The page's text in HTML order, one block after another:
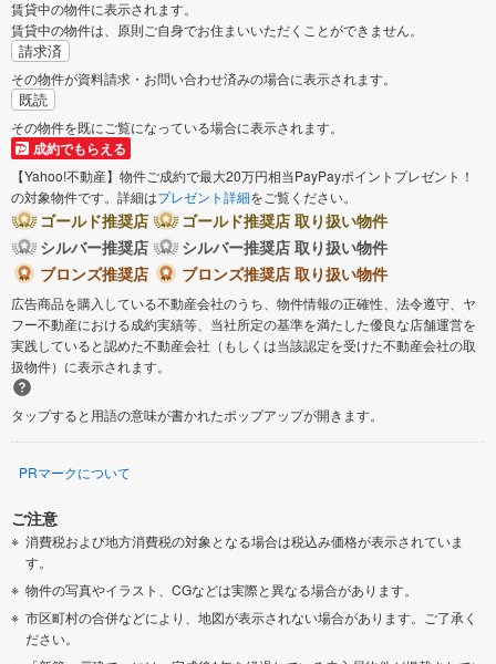
賃貸中の物件に表示されます。
賃貸中の物件は、原則ご自身でお住まいいただくことができません。
請求済
その物件が資料請求・お問い合わせ済みの場合に表示されます。
既読
その物件を既にご覧になっている場合に表示されます。
成約でもらえる
【Yahoo!不動産】物件ご成約で最大20万円相当PayPayポイントプレゼント！
の対象物件です。詳細はプレゼント詳細をご覧ください。
ゴールド推奨店
ゴールド推奨店 取り扱い物件
シルバー推奨店
シルバー推奨店 取り扱い物件
ブロンズ推奨店
ブロンズ推奨店 取り扱い物件
広告商品を購入している不動産会社のうち、物件情報の正確性、法令遵守、ヤ
フー不動産における成約実績等、当社所定の基準を満たした優良な店舗運営を
実践していると認めた不動産会社（もしくは当該認定を受けた不動産会社の取
扱物件）に表示されます。
タップすると用語の意味が書かれたポップアップが開きます。
PRマークについて
ご注意
消費税および地方消費税の対象となる場合は税込み価格が表示されていま
す。
物件の写真やイラスト、CGなどは実際と異なる場合があります。
市区町村の合併などにより、地図が表示されない場合があります。ご了承く
ださい。